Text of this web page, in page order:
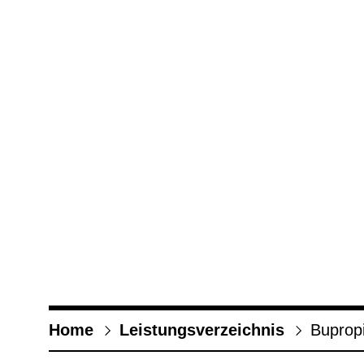
Home Leis­tungs­ver­zeich­nis